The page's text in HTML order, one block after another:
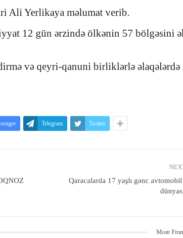
Ali Yerlikaya məlumat verib.
12 gün ərzində ölkənin 57 bölgəsini
və qeyri-qanuni birliklərlə əlaqələrdə
Telegram Twitter
Qaracalarda 17 yaşlı gənc avtomobil
More